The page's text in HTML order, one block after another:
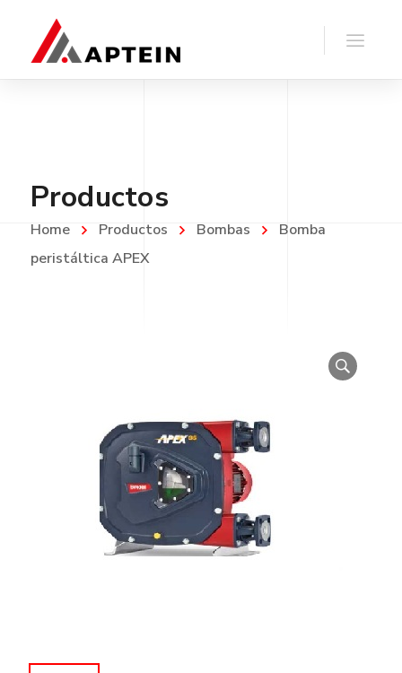
Productos
Home Productos Bombas
Bomba
peristáltica APEX